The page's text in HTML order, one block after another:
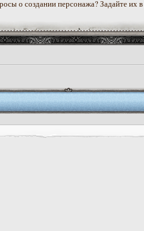
о создании персонажа? Задайте их в